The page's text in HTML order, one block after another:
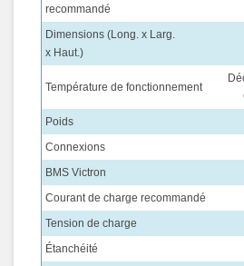
recommandé
Dimensions (Long. x Larg.
x Haut.)
Température de fonctionnement
Poids
Connexions
BMS Victron
Courant de charge recommandé
Tension de charge
Étanchéité